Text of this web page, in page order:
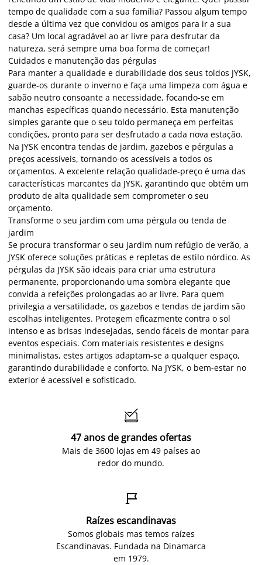
tempo de qualidade com a sua família? Passou algum tempo
desde a última vez que convidou os amigos para ir a sua
casa? Um local agradável ao ar livre para desfrutar da
natureza, será sempre uma boa forma de começar!
Cuidados e manutenção das pérgulas
Para manter a qualidade e durabilidade dos seus toldos JYSK,
guarde-os durante o inverno e faça uma limpeza com água e
sabão neutro consoante a necessidade, focando-se em
manchas específicas quando necessário. Esta manutenção
simples garante que o seu toldo permaneça em perfeitas
condições, pronto para ser desfrutado a cada nova estação.
Na JYSK encontra tendas de jardim, gazebos e pérgulas a
preços acessíveis, tornando-os acessíveis a todos os
orçamentos. A excelente relação qualidade-preço é uma das
características marcantes da JYSK, garantindo que obtém um
produto de alta qualidade sem comprometer o seu
orçamento.
Transforme o seu jardim com uma pérgula ou tenda de
jardim
Se procura transformar o seu jardim num refúgio de verão, a
JYSK oferece soluções práticas e repletas de estilo nórdico. As
pérgulas da JYSK são ideais para criar uma estrutura
permanente, proporcionando uma sombra elegante que
convida a refeições prolongadas ao ar livre. Para quem
privilegia a versatilidade, os gazebos e tendas de jardim são
escolhas inteligentes. Protegem eficazmente contra o sol
intenso e as brisas indesejadas, sendo fáceis de montar para
eventos especiais. Com materiais resistentes e designs
minimalistas, estes artigos adaptam-se a qualquer espaço,
garantindo durabilidade e conforto. Na JYSK, o bem-estar no
exterior é acessível e sofisticado.

47 anos de grandes ofertas
Mais de 3600 lojas em 49 países ao
redor do mundo.

Raízes escandinavas
Somos globais mas temos raízes
Escandinavas. Fundada na Dinamarca
em 1979.